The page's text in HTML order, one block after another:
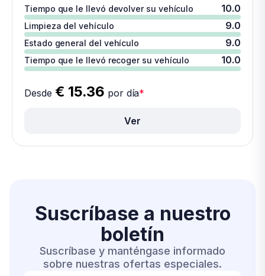
Tiempo que le llevó devolver su vehículo 10.0
Limpieza del vehículo 9.0
Estado general del vehículo 9.0
Tiempo que le llevó recoger su vehículo 10.0
Desde € 15.36 por día*
Ver
Suscríbase a nuestro
boletín
Suscríbase y manténgase informado
sobre nuestras ofertas especiales.